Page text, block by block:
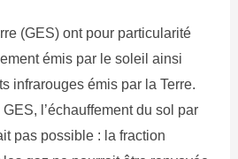
(GES) ont pour particularité
émis par le soleil ainsi
infrarouges émis par la Terre.
l’échauffement du sol par
pas possible : la fraction